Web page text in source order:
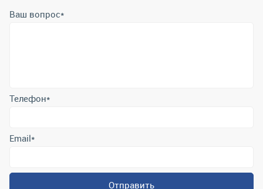
Ваш вопрос*
Отправляя форму вы подтверждаете согласие с